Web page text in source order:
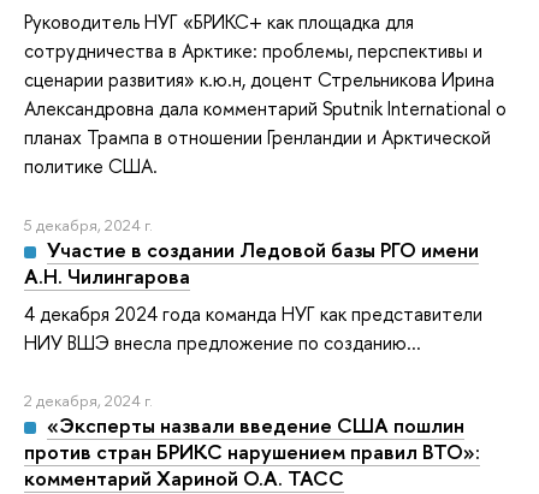
Руководитель НУГ «БРИКС+ как площадка для
сотрудничества в Арктике: проблемы, перспективы и
сценарии развития» к.ю.н, доцент Стрельникова Ирина
Александровна дала комментарий Sputnik International о
планах Трампа в отношении Гренландии и Арктической
политике США.
5 декабря, 2024 г.
Участие в создании Ледовой базы РГО имени
А.Н. Чилингарова
4 декабря 2024 года команда НУГ как представители
НИУ ВШЭ внесла предложение по созданию...
2 декабря, 2024 г.
«Эксперты назвали введение США пошлин
против стран БРИКС нарушением правил ВТО»:
комментарий Хариной О.А. ТАСС